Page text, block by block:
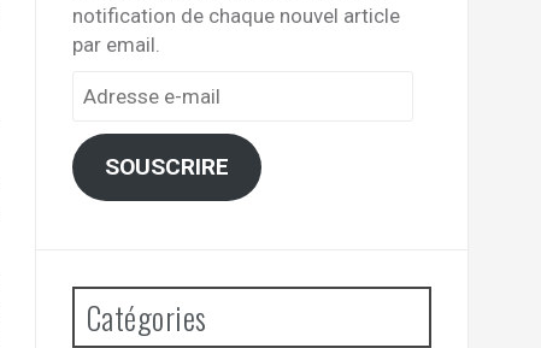
notification de chaque nouvel article
par email.
Adresse
mail
SOUSCRIRE
Catégories